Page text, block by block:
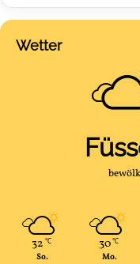
Wetter
32 ℃
So.
30℃
Mo.